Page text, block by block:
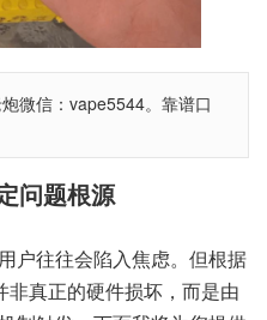
微信：vape5544。靠谱口
问题根源
户往往会陷入焦虑。但根据
非真正的硬件损坏，而是由